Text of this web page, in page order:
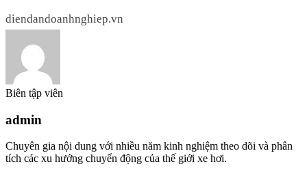
diendandoanhnghiep.vn
Biên tập viên
admin
Chuyên gia nội dung với nhiều năm kinh nghiệm theo dõi và phân
tích các xu hướng chuyển động của thế giới xe hơi.